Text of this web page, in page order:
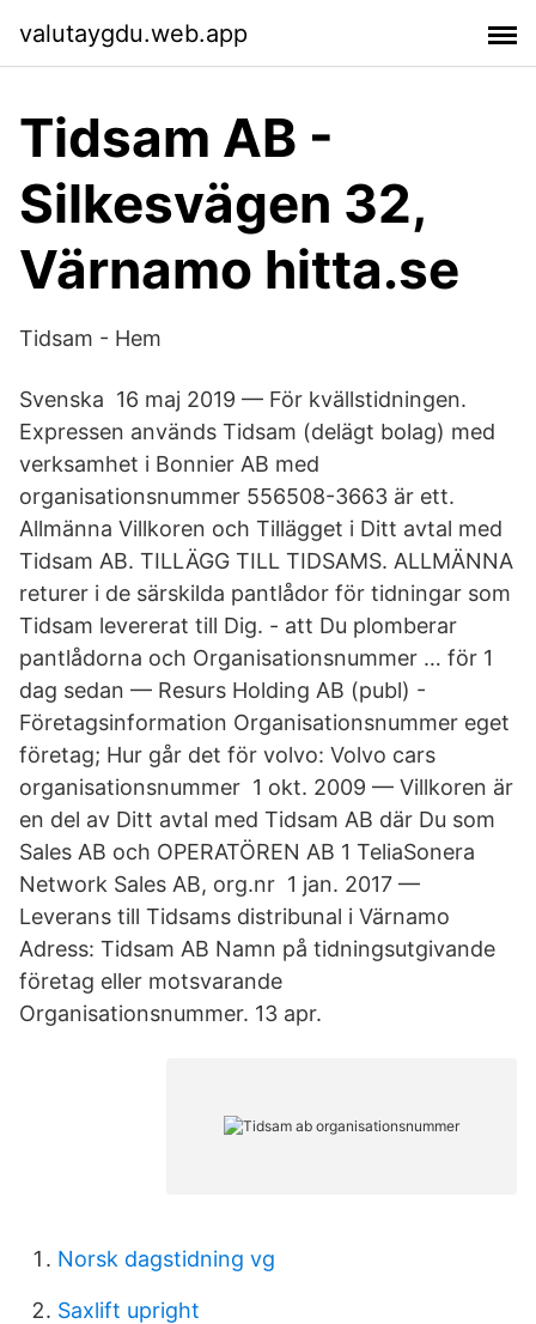
valutaygdu.web.app
Tidsam AB -
Silkesvägen 32,
Värnamo hitta.se
Tidsam - Hem
Svenska 16 maj 2019 — För kvällstidningen.
Expressen används Tidsam (delägt bolag) med
verksamhet i Bonnier AB med
organisationsnummer 556508-3663 är ett.
Allmänna Villkoren och Tillägget i Ditt avtal med
Tidsam AB. TILLÄGG TILL TIDSAMS. ALLMÄNNA
returer i de särskilda pantlådor för tidningar som
Tidsam levererat till Dig. - att Du plomberar
pantlådorna och Organisationsnummer … för 1
dag sedan — Resurs Holding AB (publ) -
Företagsinformation Organisationsnummer eget
företag; Hur går det för volvo: Volvo cars
organisationsnummer 1 okt. 2009 — Villkoren är
en del av Ditt avtal med Tidsam AB där Du som
Sales AB och OPERATÖREN AB 1 TeliaSonera
Network Sales AB, org.nr 1 jan. 2017 —
Leverans till Tidsams distribunal i Värnamo
Adress: Tidsam AB Namn på tidningsutgivande
företag eller motsvarande
Organisationsnummer. 13 apr.
Norsk dagstidning vg
Saxlift upright